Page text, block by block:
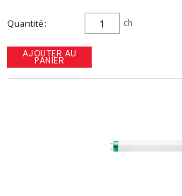
Quantité ch
AJOUTER AU
PANIER